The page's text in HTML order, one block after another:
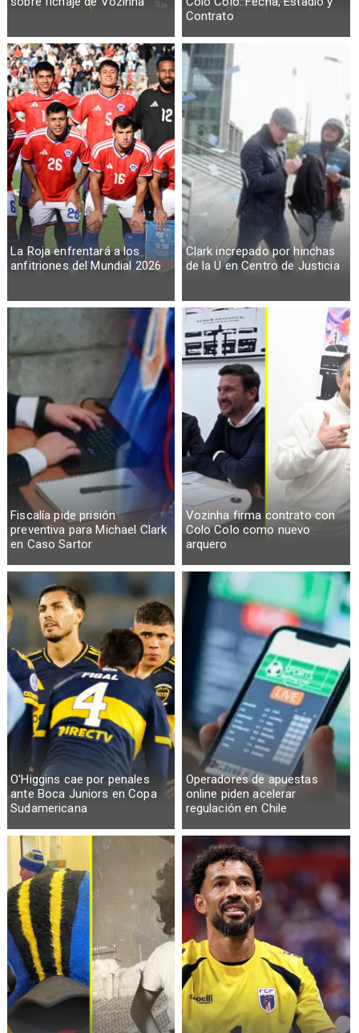
Contrato
La Roja enfrentará a los
anfitriones del Mundial 2026
Clark increpado por hinchas
de la U en Centro de Justicia
Fiscalía pide prisión
preventiva para Michael Clark
en Caso Sartor
Vozinha firma contrato con
Colo Colo como nuevo
arquero
O'Higgins cae por penales
ante Boca Juniors en Copa
Sudamericana
Operadores de apuestas
online piden acelerar
regulación en Chile